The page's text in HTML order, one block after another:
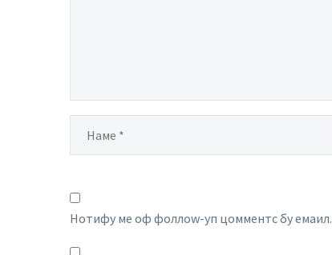
Нотифy ме оф фоллоw-уп цомментс бy емаил.